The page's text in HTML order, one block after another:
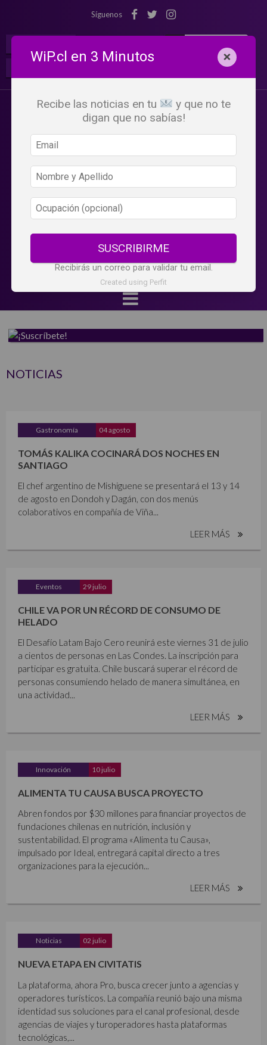
Síguenos
NOTICIAS
Gastronomía 04 agosto
TOMÁS KALIKA COCINARÁ DOS NOCHES EN
SANTIAGO
El chef argentino de Mishiguene se presentará el 13 y 14
de agosto en Dondoh y Dagán, con dos menús
colaborativos en compañía de Viña...
LEER MÁS
Eventos 29 julio
CHILE VA POR UN RÉCORD DE CONSUMO DE
HELADO
El Desafío Latam Bajo Cero reunirá este viernes 31 de julio
a cientos de personas en Las Condes. La inscripción para
participar es gratuita. Chile buscará superar el récord de
personas consumiendo helado de manera simultánea, en
una actividad...
LEER MÁS
Innovación 10 julio
ALIMENTA TU CAUSA BUSCA PROYECTO
Abren fondos por $30 millones para financiar proyectos de
fundaciones chilenas en nutrición, inclusión y
sustentabilidad. El programa «Alimenta tu Causa»,
impulsado por Ideal, entregará capital directo a tres
organizaciones para la ejecución...
LEER MÁS
Noticias 02 julio
NUEVA ETAPA EN CIVITATIS
La plataforma, ahora Pro, busca crecer junto a agencias y
operadores turísticos. La compañía reunió bajo una misma
identidad sus soluciones para el canal profesional, desde
agencias de viajes y turoperadores hasta plataformas
tecnológicas,...
WiP.cl en 3 Minutos ×
Recibe las noticias en tu
y que no te
digan que no sabías!
SUSCRIBIRME
Recibirás un correo para validar tu email.
Created using Perfit